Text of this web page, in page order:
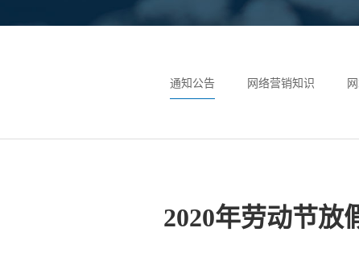
通知公告 网络营销知识
2020年劳动节放